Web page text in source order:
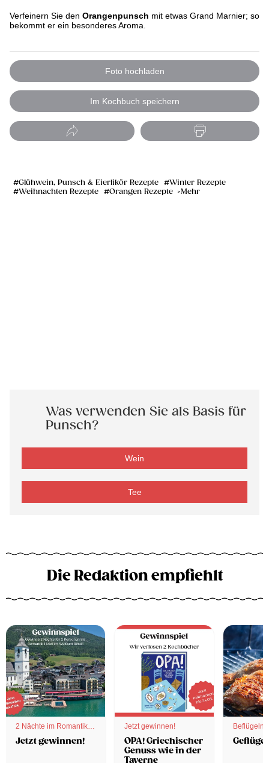
Verfeinern Sie den Orangenpunsch mit etwas Grand Marnier; so
bekommt er ein besonderes Aroma.
Foto hochladen
Im Kochbuch speichern
Glühwein, Punsch & Eierlikör Rezepte
Winter Rezepte
Weihnachten Rezepte
Orangen Rezepte Mehr
Was verwenden Sie als Basis für
Punsch?
Wein
Tee
Die Redaktion empfiehlt
2 Nächte im Romantik
Hotel
Jetzt gewinnen!
Jetzt gewinnen!
OPA! Griechischer
Genuss wie in der
Taverne